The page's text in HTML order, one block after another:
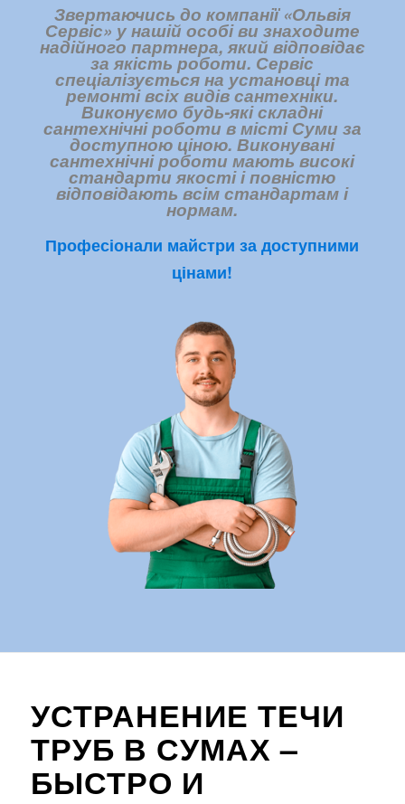
Звертаючись до компанії «Ольвія
Сервіс» у нашій особі ви знаходите
надійного партнера, який відповідає
за якість роботи. Сервіс
спеціалізується на установці та
ремонті всіх видів сантехніки.
Виконуємо будь-які складні
сантехнічні роботи в місті Суми за
доступною ціною. Виконувані
сантехнічні роботи мають високі
стандарти якості і повністю
відповідають всім стандартам і
нормам.
Професіонали майстри за доступними
цінами!
УСТРАНЕНИЕ ТЕЧИ
ТРУБ В СУМАХ –
БЫСТРО И